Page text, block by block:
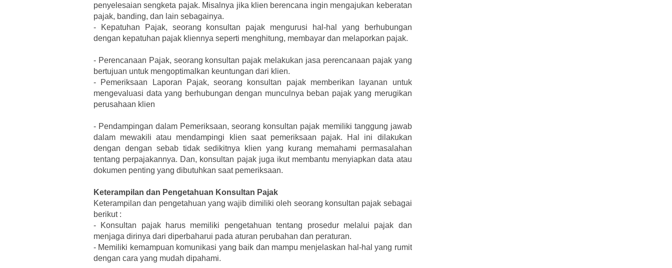
penyelesaian sengketa pajak. Misalnya jika klien berencana ingin mengajukan keberatan
pajak, banding, dan lain sebagainya.
-
Kepatuhan Pajak, seorang konsultan pajak mengurusi hal-hal yang berhubungan
dengan kepatuhan pajak kliennya seperti menghitung, membayar dan melaporkan pajak.
- Perencanaan Pajak, seorang konsultan pajak melakukan jasa perencanaan pajak yang
bertujuan untuk mengoptimalkan keuntungan dari klien.
-
Pemeriksaan Laporan Pajak, seorang konsultan pajak memberikan layanan untuk
mengevaluasi data yang berhubungan dengan munculnya beban pajak yang merugikan
perusahaan klien
- Pendampingan dalam Pemeriksaan, seorang konsultan pajak memiliki tanggung jawab
dalam mewakili atau mendampingi klien saat pemeriksaan pajak. Hal ini dilakukan
dengan dengan sebab tidak sedikitnya klien yang kurang memahami permasalahan
tentang perpajakannya. Dan, konsultan pajak juga ikut membantu menyiapkan data atau
dokumen penting yang dibutuhkan saat pemeriksaan.
Keterampilan dan Pengetahuan Konsultan Pajak
Keterampilan dan pengetahuan yang wajib dimiliki oleh seorang konsultan pajak sebagai
berikut :
-
Konsultan pajak harus memiliki pengetahuan tentang prosedur melalui pajak dan
menjaga dirinya dari diperbaharui pada aturan perubahan dan peraturan.
- Memiliki kemampuan komunikasi yang baik dan mampu menjelaskan hal-hal yang rumit
dengan cara yang mudah dipahami.